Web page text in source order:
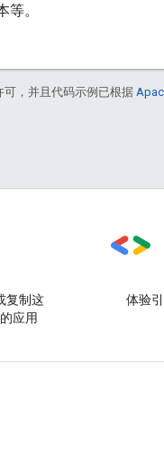
。
可，并且代码示例已根据
复制这
应用
体验